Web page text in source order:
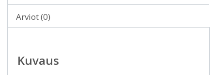
Arviot (0)
Kuvaus